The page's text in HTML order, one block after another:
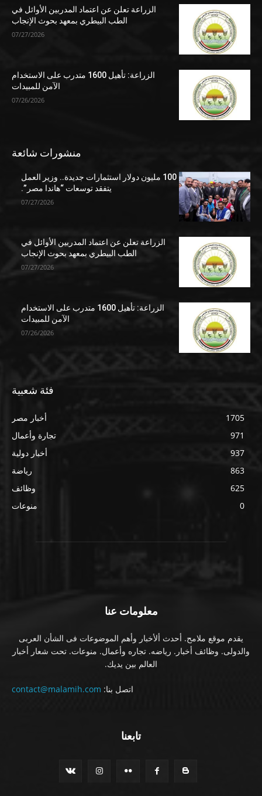
الزراعة تعلن عن اعتماد المدربين الأوائل في
الطب البيطري بمعهد بحوث الإنجاب
07/27/2026
الزراعة: تأهيل 1600 متدرب على الاستخدام
الآمن للمبيدات
07/26/2026
منشورات شائعة
100 مليون دولار استثمارات جديدة.. وزير العمل
يتفقد توسعات “هاندا مصر”.
07/27/2026
الزراعة تعلن عن اعتماد المدربين الأوائل في
الطب البيطري بمعهد بحوث الإنجاب
07/27/2026
الزراعة: تأهيل 1600 متدرب على الاستخدام
الآمن للمبيدات
07/26/2026
فئة شعبية
أخبار مصر
1705
تجارة وأعمال
971
أخبار دولية
937
رياضة
863
وظائف
625
منوعات
0
معلومات عنا
يقدم موقع ملامح. أحدث ألأخبار وأهم الموضوعات فى الشأن العربى
والدولى. وظائف أخبار. رياضه. تجاره وأعمال. منوعات. تحت شعار أخبار
العالم بين يديك.
اتصل بنا: contact@malamih.com
تابعنا